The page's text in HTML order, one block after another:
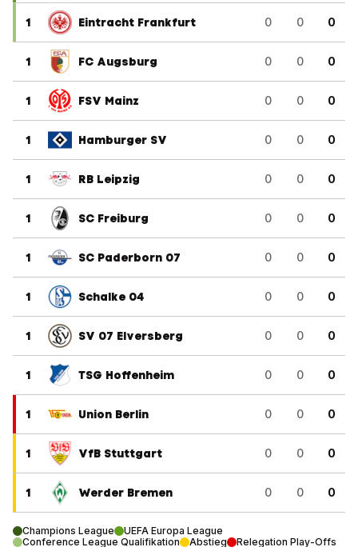
1 Eintracht Frankfurt 0 0 0
1 FC Augsburg 0 0 0
1 FSV Mainz 0 0 0
1 Hamburger SV 0 0 0
1 RB Leipzig 0 0 0
1 SC Freiburg 0 0 0
1 SC Paderborn 07 0 0 0
1 Schalke 04 0 0 0
1 SV 07 Elversberg 0 0 0
1 TSG Hoffenheim 0 0 0
1 Union Berlin 0 0 0
1 VfB Stuttgart 0 0 0
1 Werder Bremen 0 0 0
Champions League
UEFA Europa League
Conference League Qualifikation
Abstieg Relegation Play-Offs